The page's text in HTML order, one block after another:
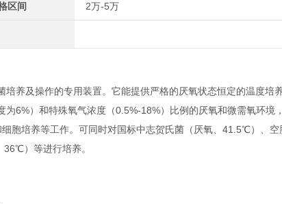
区间 2万-5万
培养及操作的专用装置。它能提供严格的厌氧状态恒定的温度培
6%）和特殊氧气浓度（0.5%-18%）比例的厌氧和微需氧环境
胞培养等工作。可同时对国标中志贺氏菌（厌氧、41.5℃）、空
）等进行培养。